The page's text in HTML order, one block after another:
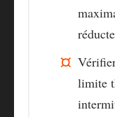
limite